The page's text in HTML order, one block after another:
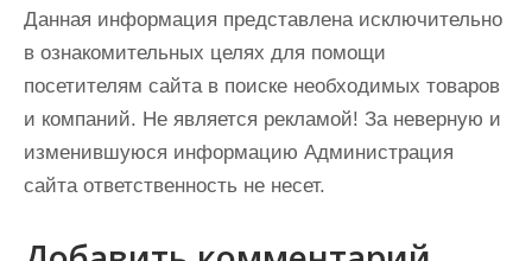
Данная информация представлена исключительно
в ознакомительных целях для помощи
посетителям сайта в поиске необходимых товаров
и компаний. Не является рекламой! За неверную и
изменившуюся информацию Администрация
сайта ответственность не несет.